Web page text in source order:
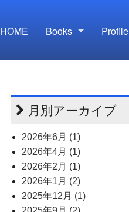
HOME Books Profile
月別アーカイブ
2026年6月 (1)
2026年4月 (1)
2026年2月 (1)
2026年1月 (2)
2025年12月 (1)